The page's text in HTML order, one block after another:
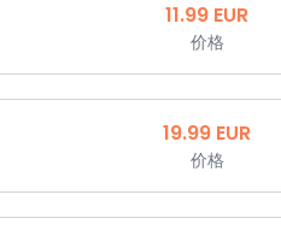
11.99 EUR
价格
19.99 EUR
价格